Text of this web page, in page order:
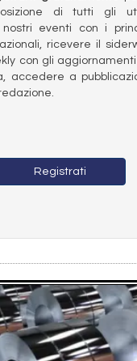
di tutti gli
eventi con i
ricevere il
con gli
accedere a
Registrati